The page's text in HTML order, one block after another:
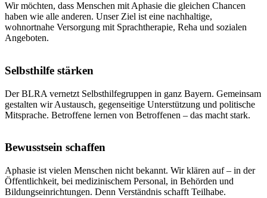
Wir möchten, dass Menschen mit Aphasie die gleichen Chancen
haben wie alle anderen. Unser Ziel ist eine nachhaltige,
wohnortnahe Versorgung mit Sprachtherapie, Reha und sozialen
Angeboten.
Selbsthilfe stärken
Der BLRA vernetzt Selbsthilfegruppen in ganz Bayern. Gemeinsam
gestalten wir Austausch, gegenseitige Unterstützung und politische
Mitsprache. Betroffene lernen von Betroffenen – das macht stark.
Bewusstsein schaffen
Aphasie ist vielen Menschen nicht bekannt. Wir klären auf – in der
Öffentlichkeit, bei medizinischem Personal, in Behörden und
Bildungseinrichtungen. Denn Verständnis schafft Teilhabe.